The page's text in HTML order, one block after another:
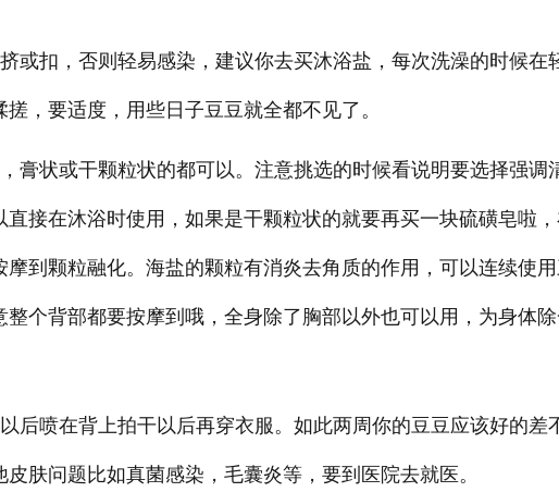
或扣，否则轻易感染，建议你去买沐浴盐，每次洗澡的时候在
，要适度，用些日子豆豆就全都不见了。
膏状或干颗粒状的都可以。注意挑选的时候看说明要选择强调
接在沐浴时使用，如果是干颗粒状的就要再买一块硫磺皂啦
到颗粒融化。海盐的颗粒有消炎去角质的作用，可以连续使
个背部都要按摩到哦，全身除了胸部以外也可以用，为身体
后喷在背上拍干以后再穿衣服。如此两周你的豆豆应该好的差
肤问题比如真菌感染，毛囊炎等，要到医院去就医。